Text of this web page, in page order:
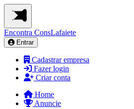
Encontra ConsLafaiete
Entrar
Cadastrar empresa
Fazer login
Criar conta
Home
Anuncie